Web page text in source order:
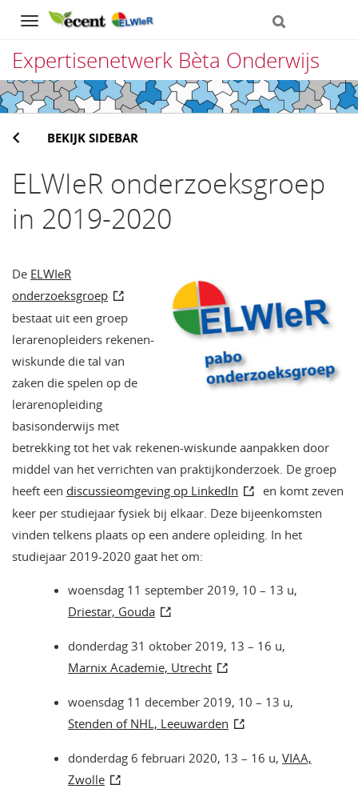
Navigation
Expertisenetwerk Bèta Onderwijs
Direct
naar
het
inhoud
BEKIJK SIDEBAR
ELWIeR onderzoeksgroep
in 2019-2020
De ELWIeR
onderzoeksgroep
bestaat uit een groep
lerarenopleiders rekenen-
wiskunde die tal van
zaken die spelen op de
lerarenopleiding
basisonderwijs met
betrekking tot het vak rekenen-wiskunde aanpakken door
middel van het verrichten van praktijkonderzoek. De groep
heeft een discussieomgeving op LinkedIn
en komt zeven
keer per studiejaar fysiek bij elkaar. Deze bijeenkomsten
vinden telkens plaats op een andere opleiding. In het
studiejaar 2019-2020 gaat het om:
woensdag 11 september 2019, 10 – 13 u,
Driestar, Gouda
donderdag 31 oktober 2019, 13 – 16 u,
Marnix Academie, Utrecht
woensdag 11 december 2019, 10 – 13 u,
Stenden of NHL, Leeuwarden
donderdag 6 februari 2020, 13 – 16 u, VIAA,
Zwolle